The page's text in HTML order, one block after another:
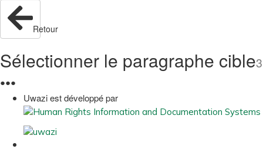
Retour
Sélectionner le paragraphe cible3
●●●
Uwazi est développé par